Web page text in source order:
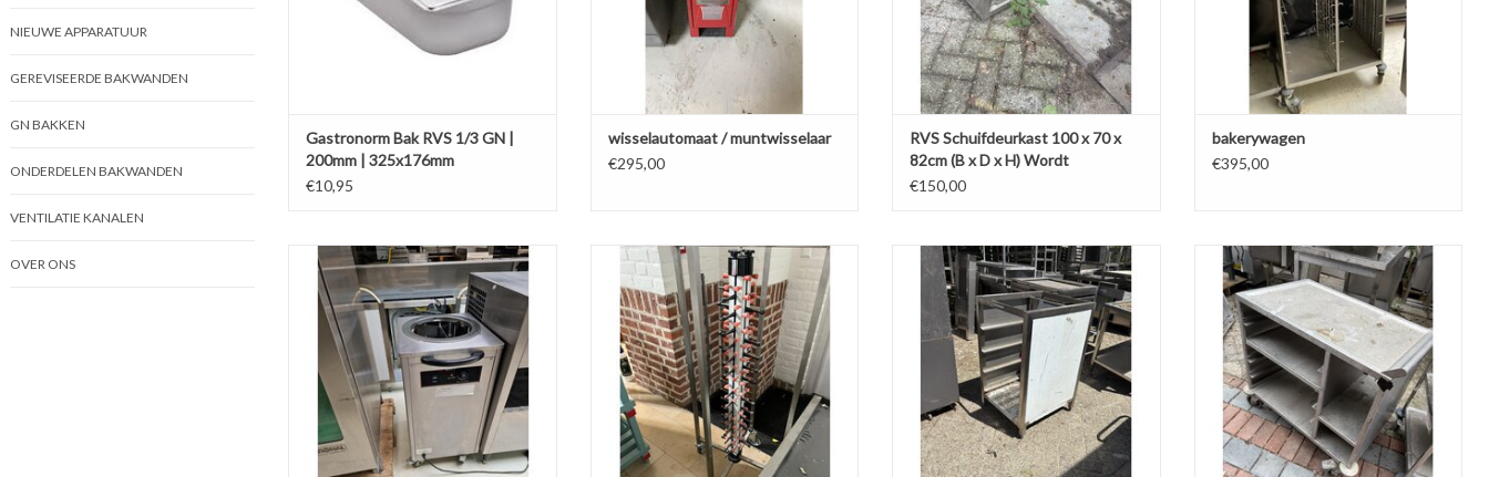
NIEUWE APPARATUUR
GEREVISEERDE BAKWANDEN
GN BAKKEN
ONDERDELEN BAKWANDEN
VENTILATIE KANALEN
OVER ONS
Gastronorm Bak RVS 1/3 GN |
200mm | 325x176mm
€10,95
wisselautomaat / muntwisselaar
€295,00
RVS Schuifdeurkast 100 x 70 x
82cm (B x D x H) Wordt
schoongemaakt bij levering
€150,00
bakerywagen
€395,00
Bordenwarmer/bordenwagen 35 borden
230V 400W
TOEVOEGEN AAN WINKELWAGEN
Platemate 145 Pm 60 Collapsible
TOEVOEGEN AAN WINKELWAGEN
RVS Bakkenrek 59 x 68 x 101cm ( B x D x
H) Wordt schoongemaakt voor levering
TOEVOEGEN AAN WINKELWAGEN
Serveerwagen met Vakken 51 x 83 x
85cm (B x D x H) Wordt schoongemaakt
bij levering
TOEVOEGEN AAN WINKELWAGEN